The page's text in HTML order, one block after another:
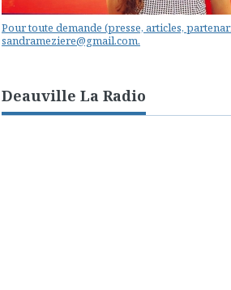
Pour toute demande (presse, articles,
sandrameziere@gmail.com.
Deauville La Radio